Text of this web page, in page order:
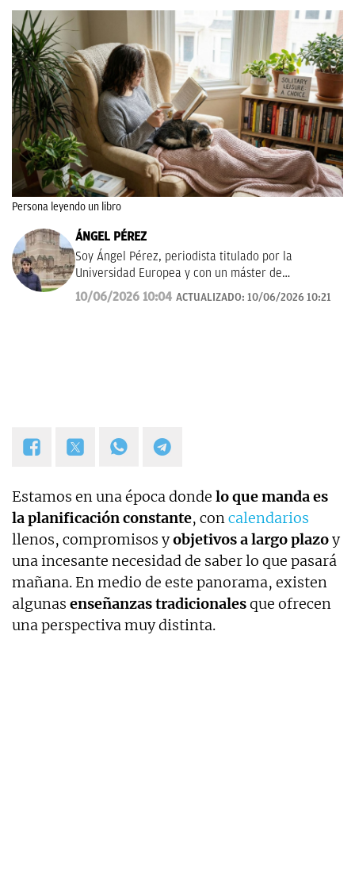
Persona leyendo un libro
ÁNGEL PÉREZ
Soy Ángel Pérez, periodista titulado por la
Universidad Europea y con un máster de
Periodismo Deportivo en la Universidad Villanueva.
10/06/2026 10:04 ACTUALIZADO: 10/06/2026 10:21
Estamos en una época donde lo que manda es
la planificación constante, concalendarios
llenos, compromisos yobjetivos a largo plazoy
una incesante necesidad de saber lo que pasará
mañana. En medio de este panorama, existen
algunas enseñanzas tradicionalesque ofrecen
una perspectiva muy distinta.